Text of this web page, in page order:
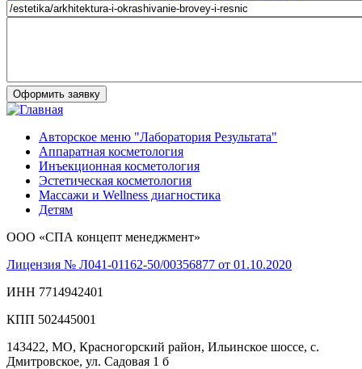
Авторское меню "Лаборатория Результата"
Аппаратная косметология
Инъекционная косметология
Эстетическая косметология
Массажи и Wellness диагностика
Детям
ООО «СПА концепт менеджмент»
Лицензия № Л041-01162-50/00356877 от 01.10.2020
ИНН 7714942401
КПП 502445001
143422, МО, Красногорский район, Ильинское шоссе, с.
Дмитровское, ул. Садовая 1 б